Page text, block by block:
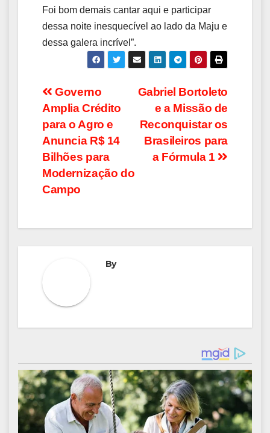
Foi bom demais cantar aqui e participar
dessa noite inesquecível ao lado da Maju e
dessa galera incrível”.
Navegação
de
Post
Gabriel Bortoleto
e a Missão de
Reconquistar os
Brasileiros para
a Fórmula 1
Governo
Amplia Crédito
para o Agro e
Anuncia R$ 14
Bilhões para
Modernização do
Campo
By